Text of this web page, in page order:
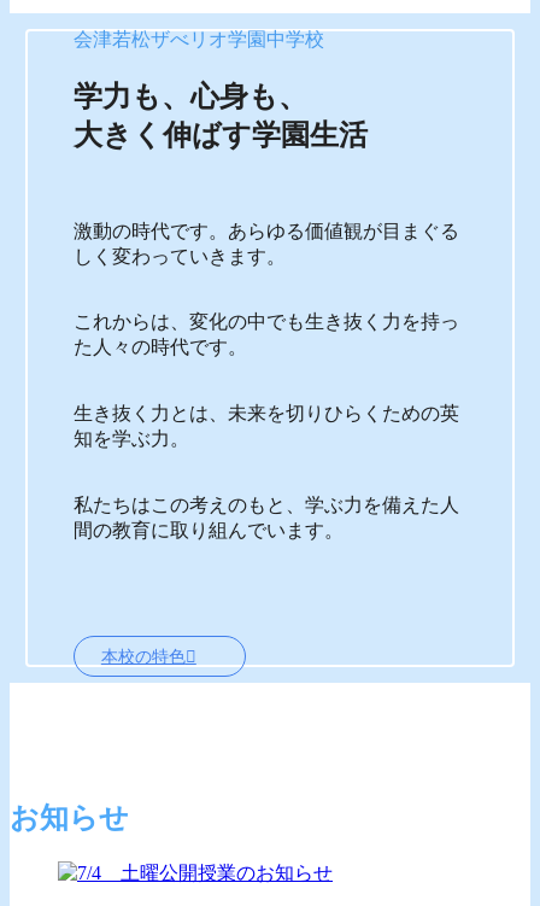
会津若松ザべリオ学園中学校
学力も、心身も、
大きく伸ばす学園生活
激動の時代です。あらゆる価値観が目まぐる
しく変わっていきます。
これからは、変化の中でも生き抜く力を持っ
た人々の時代です。
生き抜く力とは、未来を切りひらくための英
知を学ぶ力。
私たちはこの考えのもと、学ぶ力を備えた人
間の教育に取り組んでいます。
本校の特色
お知らせ